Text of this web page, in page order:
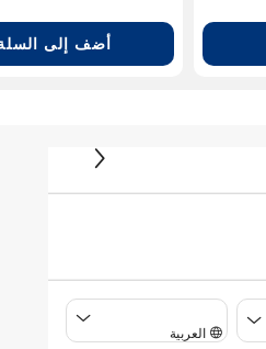
أضف إلى
العربية